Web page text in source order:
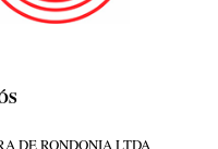
DE RONDONIA LTDA